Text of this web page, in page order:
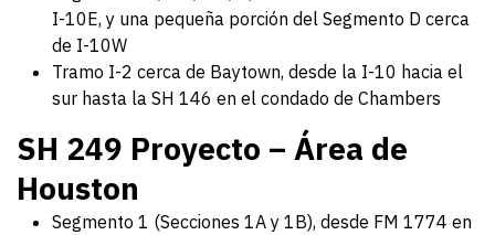
I-10E, y una pequeña porción del Segmento D cerca
de I-10W
Tramo I-2 cerca de Baytown, desde la I-10 hacia el
sur hasta la SH 146 en el condado de Chambers
SH 249 Proyecto – Área de
Houston
Segmento 1 (Secciones 1A y 1B), desde FM 1774 en